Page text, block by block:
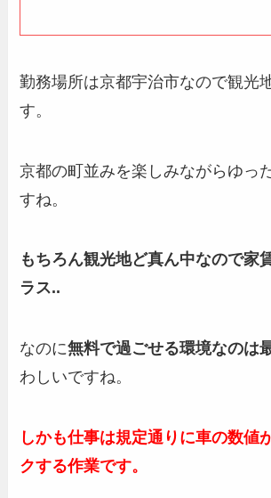
勤務場所は京都宇治市なので観光
す。
京都の町並みを楽しみながらゆっ
すね。
もちろん観光地ど真ん中なので家
ラス..
なのに無料で過ごせる環境なのは
わしいですね。
しかも仕事は規定通りに車の数値
クする作業です。